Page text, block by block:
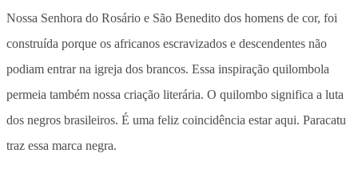
Nossa Senhora do Rosário e São Benedito dos homens de cor, foi
construída porque os africanos escravizados e descendentes não
podiam entrar na igreja dos brancos. Essa inspiração quilombola
permeia também nossa criação literária. O quilombo significa a luta
dos negros brasileiros. É uma feliz coincidência estar aqui. Paracatu
traz essa marca negra.